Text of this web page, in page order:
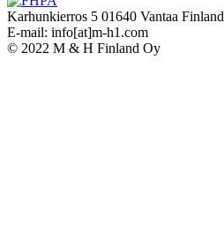
Karhunkierros 5 01640 Vantaa Finland
E-mail: info[at]m-h1.com
© 2022 M & H Finland Oy